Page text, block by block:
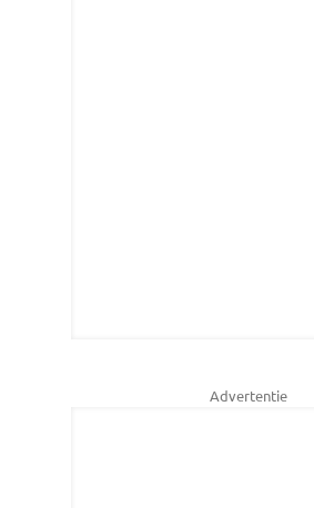
Advertentie